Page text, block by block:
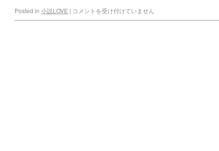
Posted in 小説LOVE | コメントを受け付けていません